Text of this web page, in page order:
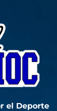
el Deporte